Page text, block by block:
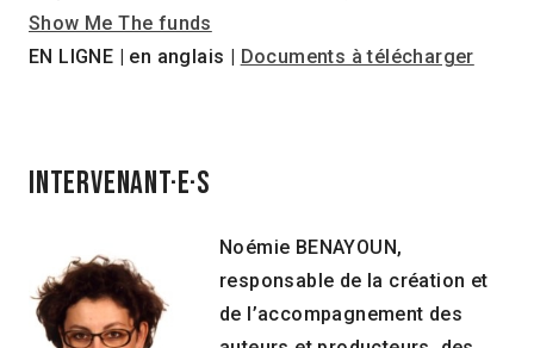
Show Me The funds
EN LIGNE | en anglais | Documents à télécharger
INTERVENANT·E·S
Noémie BENAYOUN,
responsable de la création et
de l’accompagnement des